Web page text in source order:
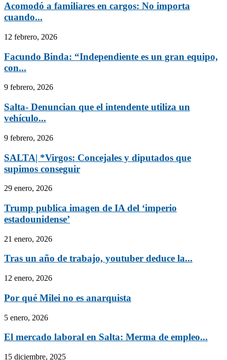
Acomodó a familiares en cargos: No importa
cuando...
12 febrero, 2026
Facundo Binda: “Independiente es un gran equipo,
con...
9 febrero, 2026
Salta- Denuncian que el intendente utiliza un
vehículo...
9 febrero, 2026
SALTA| *Virgos: Concejales y diputados que
supimos conseguir
29 enero, 2026
Trump publica imagen de IA del ‘imperio
estadounidense’
21 enero, 2026
Tras un año de trabajo, youtuber deduce la...
12 enero, 2026
Por qué Milei no es anarquista
5 enero, 2026
El mercado laboral en Salta: Merma de empleo...
15 diciembre, 2025